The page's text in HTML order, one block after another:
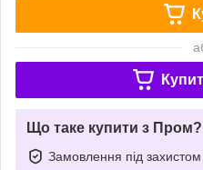
Що таке купити з Пром?
Замовлення під захистом